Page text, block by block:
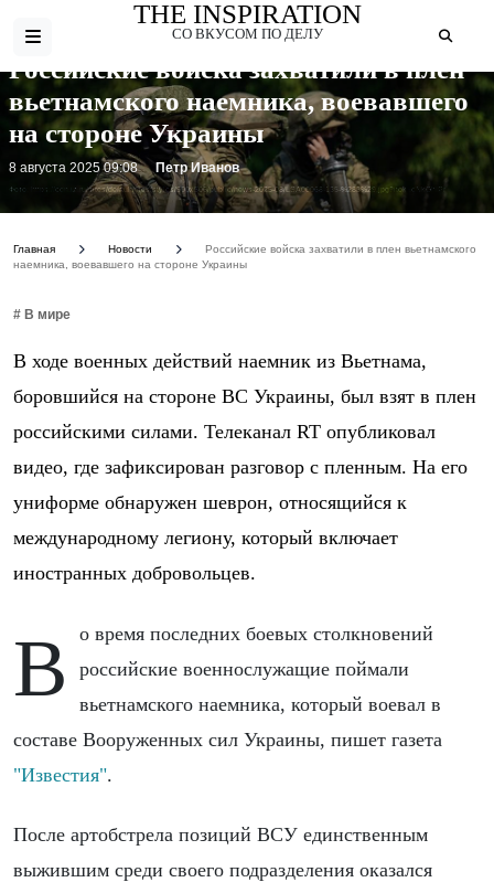
THE INSPIRATION
СО ВКУСОМ ПО ДЕЛУ
Фото: https://cdn.iz.ru/sites/default/files/styles/900x506/public/news-2025-08/LSA00068-135-%283%29.jpg?itok=dNkGhIPr
Российские войска захватили в плен
вьетнамского наемника, воевавшего
на стороне Украины
8 августа 2025 09:08 Петр Иванов
Главная Новости
Российские войска захватили в плен вьетнамского
наемника, воевавшего на стороне Украины
# В мире
В ходе военных действий наемник из Вьетнама,
боровшийся на стороне ВС Украины, был взят в плен
российскими силами. Телеканал RT опубликовал
видео, где зафиксирован разговор с пленным. На его
униформе обнаружен шеврон, относящийся к
международному легиону, который включает
иностранных добровольцев.
Во время последних боевых столкновений
российские военнослужащие поймали
вьетнамского наемника, который воевал в
составе Вооруженных сил Украины, пишет газета
"Известия".
После артобстрела позиций ВСУ единственным
выжившим среди своего подразделения оказался